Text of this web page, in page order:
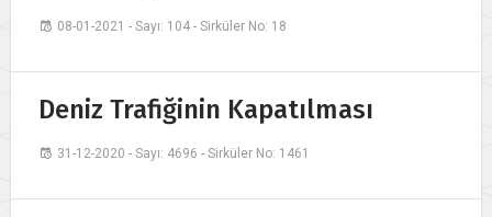
08-01-2021 - Sayı: 104 - Sirküler No: 18
Deniz Trafiğinin Kapatılması
31-12-2020 - Sayı: 4696 - Sirküler No: 1461